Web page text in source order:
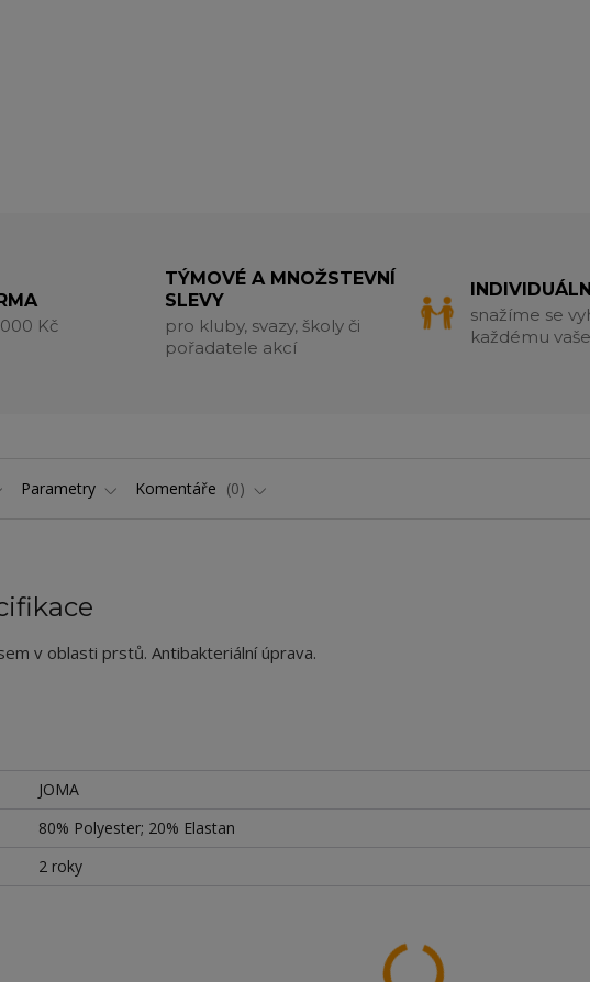
Kč
TÝMOVÉ A MNOŽSTEVNÍ
SLEVY
pro kluby, svazy, školy či
pořadatele akcí
snažíme se
každému
Parametry Komentáře 0
v oblasti prstů. Antibakteriální úprava.
JOMA
80% Polyester; 20% Elastan
2 roky